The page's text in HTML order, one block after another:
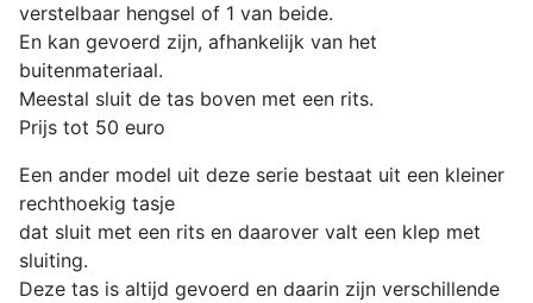
verstelbaar hengsel of 1 van beide.
En kan gevoerd zijn, afhankelijk van het
buitenmateriaal.
Meestal sluit de tas boven met een rits.
Prijs tot 50 euro
Een ander model uit deze serie bestaat uit een kleiner
rechthoekig tasje
dat sluit met een rits en daarover valt een klep met
sluiting.
Deze tas is altijd gevoerd en daarin zijn verschillende